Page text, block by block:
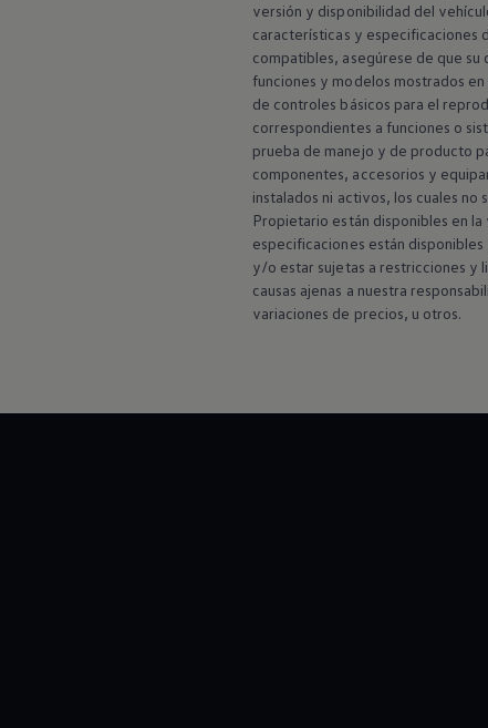
¡Un ícono se
versión y disponibilidad del
características y especificaciones
compatibles, asegúrese de que
funciones y modelos mostrados
de controles básicos para el
correspondientes a funciones o
prueba de manejo y de producto
componentes, accesorios y
instalados ni activos, los cuales
Propietario están disponibles en
especificaciones están
y/o estar sujetas a restricciones y
causas ajenas a nuestra
variaciones de precios, u otros.